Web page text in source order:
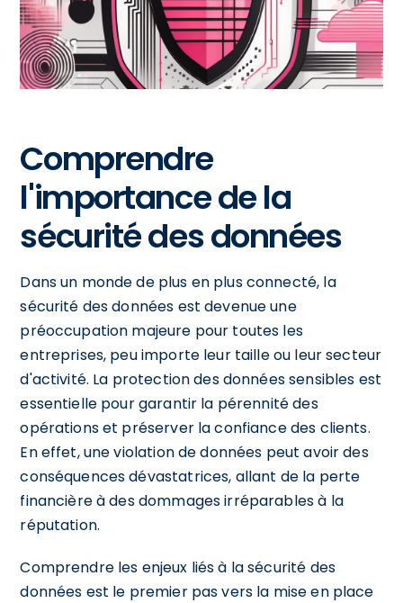
Comprendre
l'importance de la
sécurité des données
Dans un monde de plus en plus connecté, la
sécurité des données est devenue une
préoccupation majeure pour toutes les
entreprises, peu importe leur taille ou leur secteur
d'activité. La protection des données sensibles est
essentielle pour garantir la pérennité des
opérations et préserver la confiance des clients.
En effet, une violation de données peut avoir des
conséquences dévastatrices, allant de la perte
financière à des dommages irréparables à la
réputation.
Comprendre les enjeux liés à la sécurité des
données est le premier pas vers la mise en place